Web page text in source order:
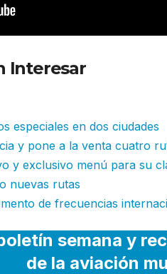
Interesar:Delta
especiales en dos ciudades
y pone a la venta cuatro
y exclusivo menú para su
nuevas rutas
de frecuencias
semana y
de la aviación